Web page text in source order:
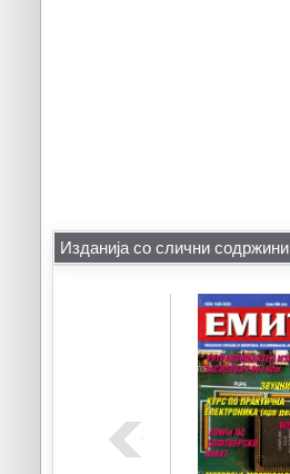
Изданија со слични содржини